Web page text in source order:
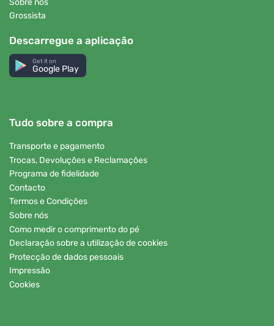
Grossista
Descarregue a aplicação
Get it on
Google Play
Tudo sobre a compra
Transporte e pagamento
Trocas, Devoluções e Reclamações
Programa de fidelidade
Contacto
Termos e Condições
Sobre nós
Como medir o comprimento do pé
Declaração sobre a utilização de cookies
Protecção de dados pessoais
Impressão
Cookies